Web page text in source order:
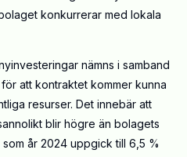
konkurrerar med lokala
nämns i samband
att kontraktet kommer kunna
resurser. Det innebär att
blir högre än bolagets
år 2024 uppgick till 6,5 %